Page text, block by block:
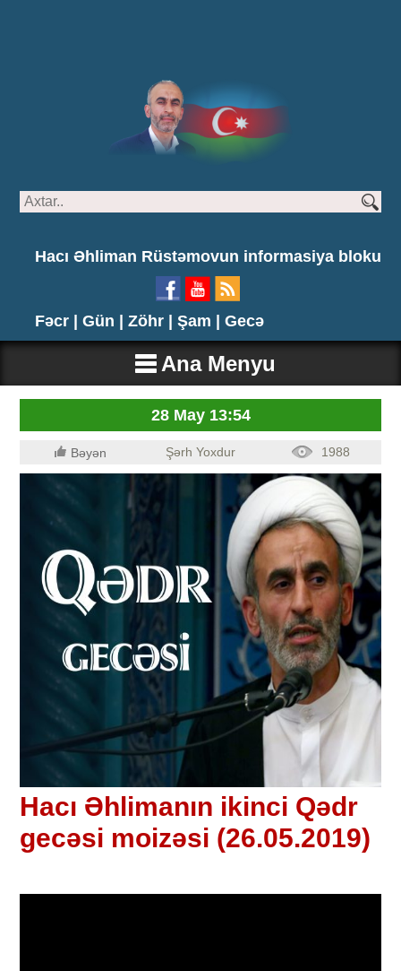
Hacı Əhliman Rüstəmovun informasiya bloku
Fəcr | Gün | Zöhr | Şam | Gecə
Ana Menyu
28 May 13:54
Bəyən Şərh Yoxdur 1988
Hacı Əhlimanın ikinci Qədr
gecəsi moizəsi (26.05.2019)